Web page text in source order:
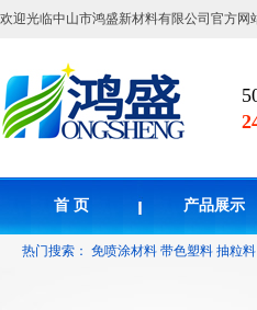
欢迎光临中山市鸿盛新材料有限公司官方
首 页 产品展示
热门搜索： 免喷涂材料 带色塑料 抽粒料